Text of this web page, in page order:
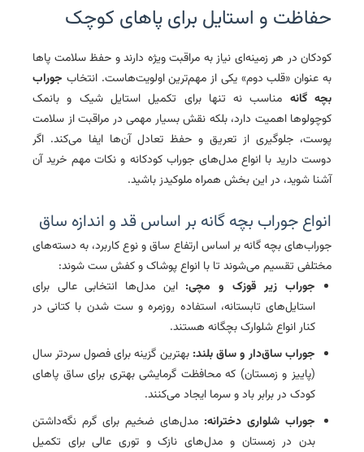
حفاظت و استایل برای پاهای کوچک
کودکان در هر زمینه‌ای نیاز به مراقبت ویژه دارند و حفظ سلامت پاها
به عنوان «قلب دوم» یکی از مهم‌ترین اولویت‌هاست. انتخاب جوراب
بچه گانه مناسب نه تنها برای تکمیل استایل شیک و بانمک
کوچولوها اهمیت دارد، بلکه نقش بسیار مهمی در مراقبت از سلامت
پوست، جلوگیری از تعریق و حفظ تعادل آن‌ها ایفا می‌کند. اگر
دوست دارید با انواع مدل‌های جوراب کودکانه و نکات مهم خرید آن
آشنا شوید، در این بخش همراه ملوکیدز باشید.
انواع جوراب بچه گانه بر اساس قد و اندازه ساق
جوراب‌های بچه گانه بر اساس ارتفاع ساق و نوع کاربرد، به دسته‌های
مختلفی تقسیم می‌شوند تا با انواع پوشاک و کفش ست شوند:
جوراب زیر قوزک و مچی: این مدل‌ها انتخابی عالی برای
استایل‌های تابستانه، استفاده روزمره و ست شدن با کتانی در
کنار انواعشلوارک بچگانه هستند.
جوراب ساق‌دار و ساق بلند: بهترین گزینه برای فصول سردتر سال
(پاییز و زمستان) که محافظت گرمایشی بهتری برای ساق پاهای
کودک در برابر باد و سرما ایجاد می‌کنند.
جوراب شلواری دخترانه: مدل‌های ضخیم برای گرم نگه‌داشتن
بدن در زمستان و مدل‌های نازک و توری عالی برای تکمیل